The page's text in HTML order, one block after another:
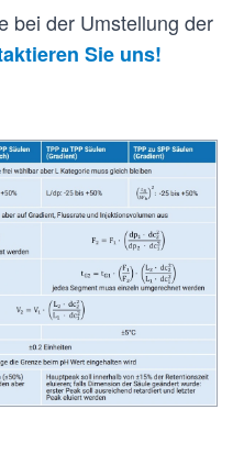
bei der Umstellung der
Sie uns!